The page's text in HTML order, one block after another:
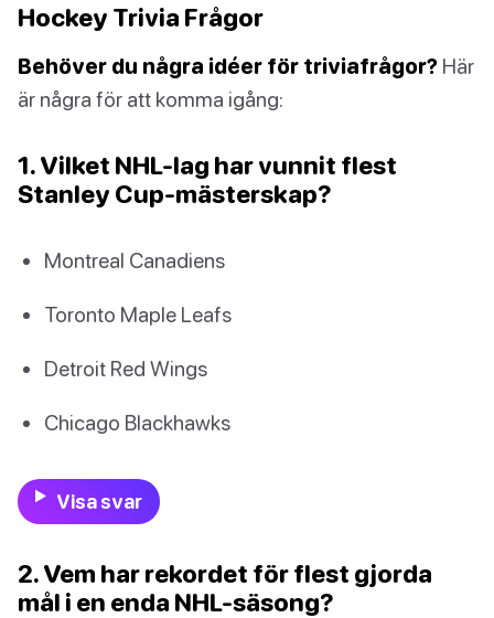
Hockey Trivia Frågor
Behöver du några idéer för triviafrågor? Här
är några för att komma igång:
1. Vilket NHL-lag har vunnit flest
Stanley Cup-mästerskap?
Montreal Canadiens
Toronto Maple Leafs
Detroit Red Wings
Chicago Blackhawks
Visa svar
2. Vem har rekordet för flest gjorda
mål i en enda NHL-säsong?